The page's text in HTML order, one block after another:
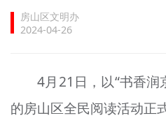
文明创建
文明培育
未成年人思想道德建设
房山区文明办
2024-04-26
4月21日，以“书香润
的房山区全民阅读活动正